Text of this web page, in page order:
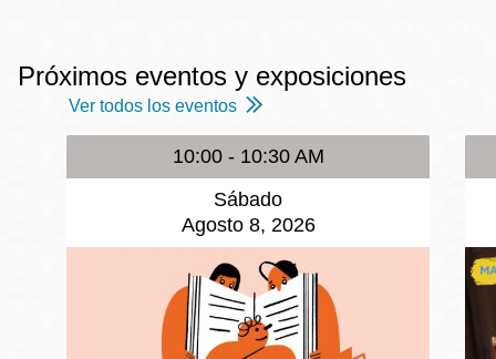
Próximos eventos y exposiciones
Ver todos los eventos
10:00 - 10:30 AM
Sábado
Agosto 8, 2026